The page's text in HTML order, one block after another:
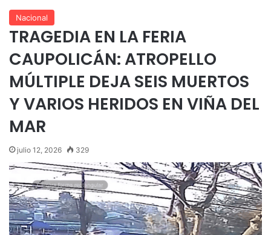
Nacional
TRAGEDIA EN LA FERIA
CAUPOLICÁN: ATROPELLO
MÚLTIPLE DEJA SEIS MUERTOS
Y VARIOS HERIDOS EN VIÑA DEL
MAR
julio 12, 2026 329